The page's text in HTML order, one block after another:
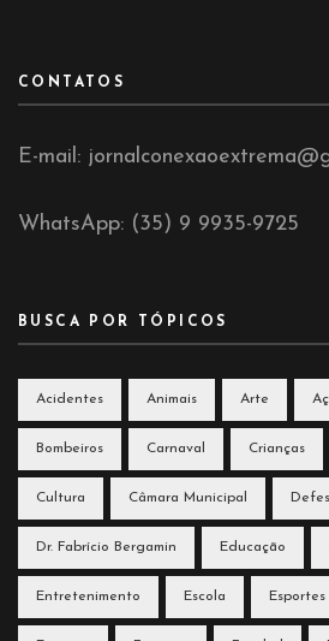
CONTATOS
E-mail:
WhatsApp: (35) 9 9935-9725
BUSCA POR TÓPICOS
Acidentes Animais Arte
Bombeiros Carnaval Crianças
Cultura Câmara Municipal
Dr. Fabrício Bergamin Educação
Entretenimento Escola Esportes